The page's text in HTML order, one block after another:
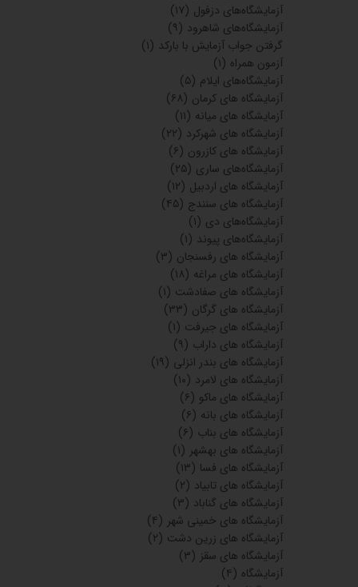
آزمایشگاه‌های دزفول (۱۷)
آزمایشگاه‌های شاهرود (۹)
گرفتن جواب آزمایش با بارکد (۱)
آزمون همراه (۱)
آزمایشگاه‌های ایلام (۵)
آزمایشگاه های کرمان (۶۸)
آزمایشگاه های میانه (۱۱)
آزمایشگاه های شهرکرد (۲۲)
آزمایشگاه های کازرون (۶)
آزمایشگاه‌های ساری (۲۵)
آزمایشگاه های اردبیل (۱۲)
آزمایشگاه های سنندج (۴۵)
آزمایشگاه‌های دی (۱)
آزمایشگاه‌های پیوند (۱)
آزمایشگاه های رفسنجان (۳)
آزمایشگاه های مراغه (۱۸)
آزمایشگاه های صفادشت (۱)
آزمایشگاه های گرگان (۳۳)
آزمایشگاه های جیرفت (۱)
آزمایشگاه های داراب (۹)
آزمایشگاه های بندر انزلی (۱۹)
آزمایشگاه های لامرد (۱۰)
آزمایشگاه های ماکو (۶)
آزمایشگاه های بانه (۶)
آزمایشگاه های بناب (۶)
آزمایشگاه های بهشهر (۱)
آزمایشگاه های فسا (۱۳)
آزمایشگاه های تابیاد (۲)
آزمایشگاه های گناباد (۳)
آزمایشگاه های خمینی شهر (۴)
آزمایشگاه های زرین دشت (۲)
آزمایشگاه های سقز (۳)
آزمایشگاه (۴)